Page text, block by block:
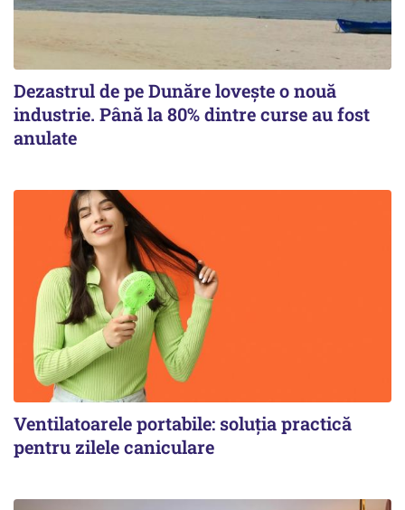
Dezastrul de pe Dunăre lovește o nouă
industrie. Până la 80% dintre curse au fost
anulate
Ventilatoarele portabile: soluția practică
pentru zilele caniculare